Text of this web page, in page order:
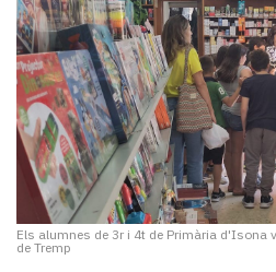
Els alumnes de 3r i 4t de Primària d'Isona
de Tremp